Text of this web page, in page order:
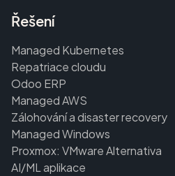
Řešení
Managed Kubernetes
Repatriace cloudu
Odoo ERP
Managed AWS
Zálohování a disaster recovery
Managed Windows
Proxmox: VMware Alternativa
AI/ML aplikace